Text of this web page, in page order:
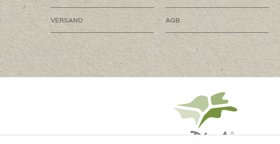
VERSAND AGB